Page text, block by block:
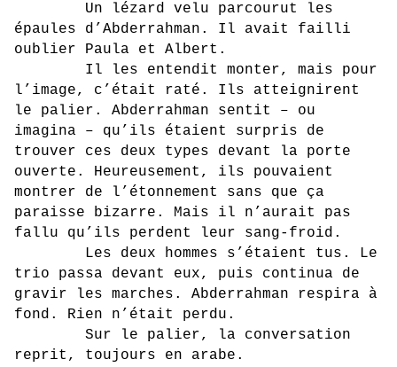
Un lézard velu parcourut les
épaules d’Abderrahman. Il avait failli
oublier Paula et Albert.
Il les entendit monter, mais pour
l’image, c’était raté. Ils atteignirent
le palier. Abderrahman sentit – ou
imagina – qu’ils étaient surpris de
trouver ces deux types devant la porte
ouverte. Heureusement, ils pouvaient
montrer de l’étonnement sans que ça
paraisse bizarre. Mais il n’aurait pas
fallu qu’ils perdent leur sang-froid.
Les deux hommes s’étaient tus. Le
trio passa devant eux, puis continua de
gravir les marches. Abderrahman respira à
fond. Rien n’était perdu.
Sur le palier, la conversation
reprit, toujours en arabe.